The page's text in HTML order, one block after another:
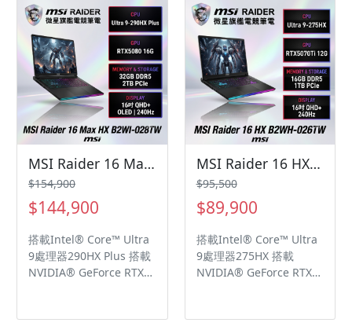
頭具備實體隱私遮罩設
計，支援HDR & 3D
Noise Reduction Plus降
噪功能
OverBoost Ultra 超增壓
模式設計技術，提供最高
達260W的極致效能 18吋
UHD+ (3840x2400),
16:10, MiniLED, 120Hz更
新率, 100% DCI-P3, VESA
DisplayHDR™ 1000 認證,
IPS等級面板 Mystic Light
全景炫光燈效，採用全新
矩陣炫光燈條設計 Cooler
Boost 5 強效散熱設計，
雙風扇、7散熱導管與獨立
SSD散熱導管 99.9Whr 超
家打造高音質六組揚聲器
音響系統 Windows 11
Home
吋QHD+ (2560x1600),
OLED, 240Hz更新率,
100% DCI-P3廣色域,
VESA DisplayHDR™ True
Black 1000, SGS護眼面板
纖薄設計 21.95mm, 極致
輕巧 2.6kg (*筆電最薄處
僅 21.95mm) 2 x 2W立體
喇叭 + 2 x 2W低音單體 IR
FHD紅外線視訊鏡頭，具
備Webcam 隱私遮罩設
計，內建HDR & 3D
Noise Reduction+
91.8Whr大容量電池 微星
AI智慧引擎針對使用情境
自動調整系統設定，實現
MSI Raider 16 Max HX B2WI-028TW 微星旗艦電競筆電/Ultra 9-290HX Plus/RTX5080 16G/32GB DDR5/2TB PCIe/16吋 QHD+ OLED 240Hz/W11/單鍵RGB背光鍵盤🎈送保護套/滑鼠墊/鍵盤膜🎈
$154,900
$144,900
搭載Intel® Core™ Ultra
9處理器290HX Plus 搭載
NVIDIA® GeForce RTX™
NVIDIA Blackwell架構、
MSI Raider 16 HX B2WH-026TW 微星旗艦電競筆電/Ultra 9-275HX/RTX5070Ti 12G/16GB DDR5/1TB PCIe/16吋 QHD+ 240Hz/W11/24區RGB背光鍵盤🎈送保護套/滑鼠墊/鍵盤膜🎈
$95,500
$89,900
搭載Intel® Core™ Ultra
9處理器275HX 搭載
NVIDIA® GeForce RTX™
GDDR7 16吋QHD+